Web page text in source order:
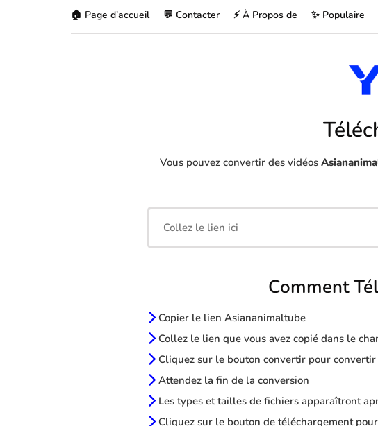
🏠 Page d’accueil 💬 Contacter ⚡ À Propos de ✨ Populaire
Vous pouvez convertir des vidéos
Comment
Copier le lien Asiananimaltube
Collez le lien que vous avez copié dans le
Cliquez sur le bouton convertir pour convertir
Attendez la fin de la conversion
Les types et tailles de fichiers apparaîtront
Cliquez sur le bouton de téléchargement